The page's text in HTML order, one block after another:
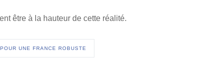
être à la hauteur de cette réalité.
POUR UNE FRANCE ROBUSTE